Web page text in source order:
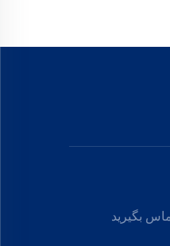
بگیرید